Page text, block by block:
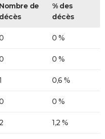
Nombre de
décès
% des
décès
0 %
0 %
0,6 %
0 %
2 1,2 %